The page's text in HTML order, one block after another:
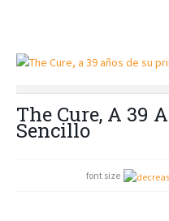
The Cure, A 39
Sencillo
font size